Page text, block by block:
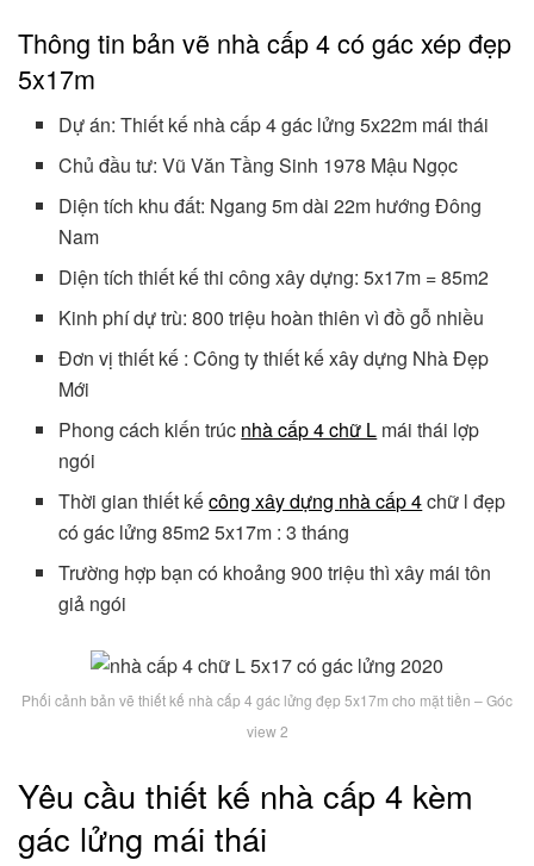
Thông tin bản vẽ nhà cấp 4 có gác xép đẹp
5x17m
Dự án: Thiết kế nhà cấp 4 gác lửng 5x22m mái thái
Chủ đầu tư: Vũ Văn Tầng Sinh 1978 Mậu Ngọc
Diện tích khu đất: Ngang 5m dài 22m hướng Đông
Nam
Diện tích thiết kế thi công xây dựng: 5x17m = 85m2
Kinh phí dự trù: 800 triệu hoàn thiên vì đồ gỗ nhiều
Đơn vị thiết kế : Công ty thiết kế xây dựng Nhà Đẹp
Mới
Phong cách kiến trúc nhà cấp 4 chữ L mái thái lợp
ngói
Thời gian thiết kếcông xây dựng nhà cấp 4chữ l đẹp
có gác lửng 85m2 5x17m : 3 tháng
Trường hợp bạn có khoảng 900 triệu thì xây mái tôn
giả ngói
Phối cảnh bản vẽ thiết kế nhà cấp 4 gác lửng đẹp 5x17m cho mặt tiền – Góc
view 2
Yêu cầu thiết kế nhà cấp 4 kèm
gác lửng mái thái